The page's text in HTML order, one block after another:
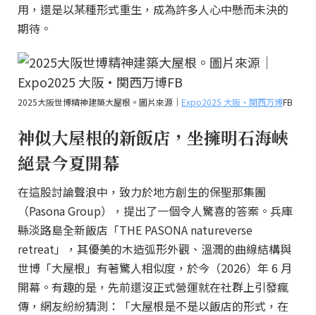
用，還是以某種形式重生，成為許多人心中懸而未決的
期待。
2025大阪世博精神建築大屋根。圖片來源｜ Expo2025 大阪・関西万博FB
神似大屋根的新飯店，坐擁明石海峽
絕景今夏開幕
在這股討論聲浪中，致力於地方創生的保聖那集團
（Pasona Group），提出了一個令人驚喜的答案。兵庫
縣淡路島全新飯店「THE PASONA natureverse
retreat」，其優美的木造弧形外觀、溫潤的曲線結構與
世博「大屋根」有著驚人相似度，於今（2026）年 6 月
開幕。有趣的是，先前還沒正式營運就在社群上引發瘋
傳，網友紛紛猜測：「大屋根是不是以飯店的形式，在